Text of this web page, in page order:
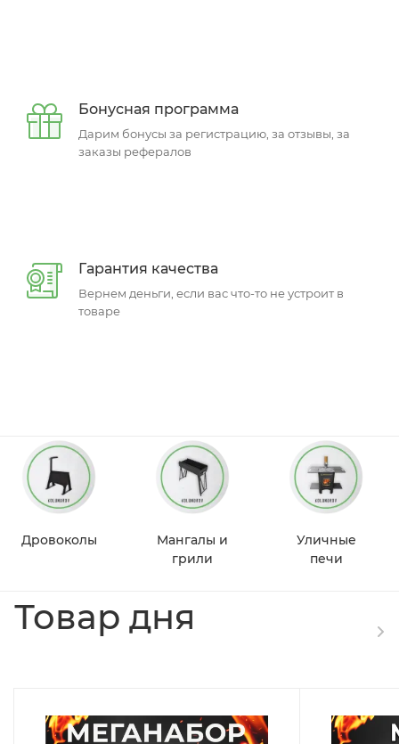
Бонусная программа
Дарим бонусы за регистрацию, за отзывы, за
заказы рефералов
Гарантия качества
Вернем деньги, если вас что-то не устроит в
товаре
Дровоколы
Мангалы и
грили
Уличные
печи
Товар дня